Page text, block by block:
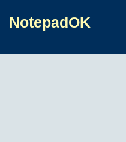
NotepadOK